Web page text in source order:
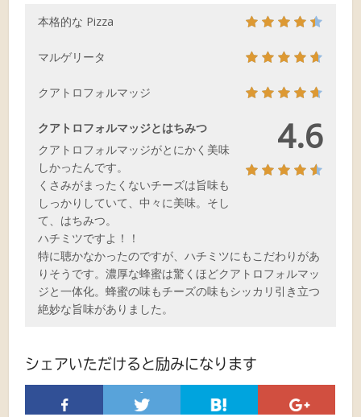
本格的な Pizza
マルゲリータ
クアトロフォルマッジ
4.6
クアトロフォルマッジとはちみつ
クアトロフォルマッジがとにかく美味
しかったんです。
くさみがまったくないチーズは旨味も
しっかりしていて、中々に美味。そし
て、はちみつ。
ハチミツですよ！！
特に聴かなかったのですが、ハチミツにもこだわりがあ
りそうです。濃厚な蜂蜜は驚くほどクアトロフォルマッ
ジと一体化。蜂蜜の味もチーズの味もシッカリ引き立つ
絶妙な旨味がありました。
シェアいただけると励みになります
-